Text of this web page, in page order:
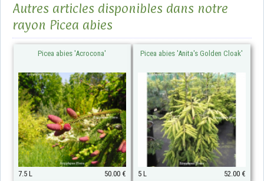
Autres articles disponibles dans notre
rayon Picea abies
Picea abies 'Acrocona'
7.5 L 50.00 €
Picea abies 'Anita's Golden Cloak'
5 L 52.00 €